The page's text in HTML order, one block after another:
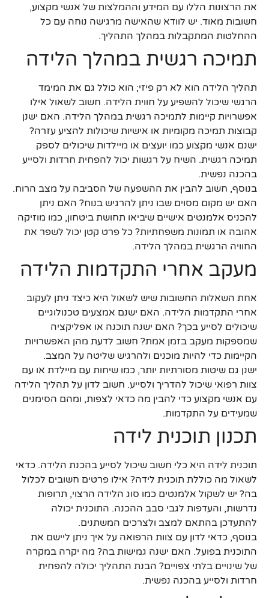
את הרצונות הללו עם המידע וההמלצות של אנשי מקצוע,
חשובות מאוד. יש לוודא שהאישה מרגישה נוחה עם כל
ההחלטות המתקבלות במהלך התהליך.
תמיכה רגשית במהלך הלידה
תהליך הלידה הוא לא רק פיזי; הוא כולל גם את המימד
הרגשי שיכול להשפיע על חווית הלידה. חשוב לשאול אילו
אפשרויות קיימות לתמיכה רגשית במהלך הלידה. האם ישנן
קבוצות תמיכה מקומיות או אישיות שיכולות להציע עזרה?
ישנם אנשי מקצוע כמו יועצים או מיילדות שיכולים לספק
תמיכה רגשית. השיח על רגשות יכול להפחית חרדות ולסייע
בהכנה נפשית.
בנוסף, חשוב להבין את ההשפעה של הסביבה על מצב הרוח.
האם יש מקום מסוים שבו ניתן להרגיש בנוח? האם ניתן
להכניס אלמנטים אישיים שיביאו תחושת ביטחון, כמו מוזיקה
אהובה או תמונות משפחתיות? כל פרט קטן יכול לשפר את
החוויה הרגשית במהלך הלידה.
מעקב אחרי התקדמות הלידה
אחת השאלות החשובות שיש לשאול היא כיצד ניתן לעקוב
אחרי התקדמות הלידה. האם ישנם אמצעים טכנולוגיים
שיכולים לסייע בכך? האם ישנה תוכנה או אפליקציה
שמספקות מעקב בזמן אמת? חשוב לדעת מהן האפשרויות
הקיימות כדי להיות מוכנים ולהרגיש שליטה על המצב.
ישנן גם שיטות מסורתיות יותר, כמו שיחות עם מיילדת או עם
צוות רפואי שיכול להדריך ולסייע. חשוב לדון על תהליך הלידה
עם אנשי מקצוע כדי להבין מה כדאי לצפות, ומהם הסימנים
שמעידים על התקדמות.
תכנון תוכנית לידה
תוכנית לידה היא כלי חשוב שיכול לסייע בהכנת הלידה. כדאי
לשאול מה כוללת תוכנית לידה? אילו פרטים חשובים לכלול
בה? יש לשקול אלמנטים כמו סוג הלידה הרצוי, תרופות
נדרשות, והעדפות לגבי סבב ההכנה. התוכנית יכולה
להתעדכן בהתאם למצב ולצרכים המשתנים.
בנוסף, כדאי לדון עם צוות הרפואה על איך ניתן ליישם את
התוכנית בפועל. האם ישנה גמישות בה? מה יקרה במקרה
של שינויים בלתי צפויים? הבנת התהליך יכולה להפחית
חרדות ולסייע בהכנה נפשית.